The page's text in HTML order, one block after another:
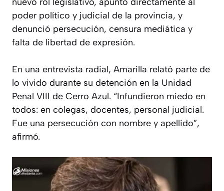
poder político y judicial de la provincia, y
denunció persecución, censura mediática y
falta de libertad de expresión.
En una entrevista radial, Amarilla relató parte de
lo vivido durante su detención en la Unidad
Penal VIII de Cerro Azul. “Infundieron miedo en
todos: en colegas, docentes, personal judicial.
Fue una persecución con nombre y apellido”,
afirmó.